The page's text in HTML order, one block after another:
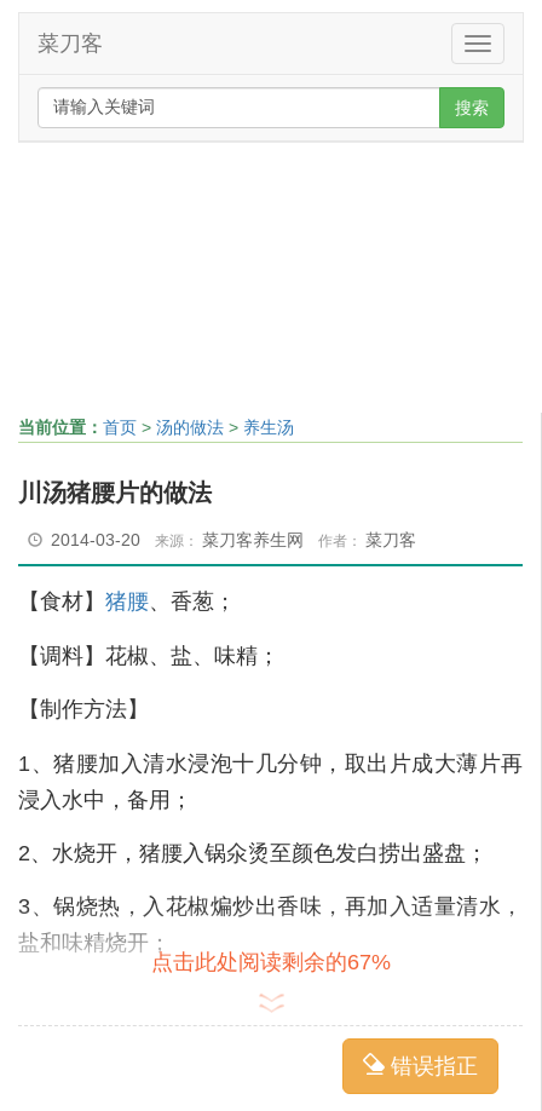
Toggle
菜刀客
搜索
当前位置： 首页 > 汤的做法 > 养生汤
川汤猪腰片的做法
2014-03-20 来源： 菜刀客养生网 作者： 菜刀客
【食材】 猪腰、香葱；
【调料】花椒、盐、味精；
【制作方法】
1、猪腰加入清水浸泡十几分钟，取出片成大薄片再
浸入水中，备用；
2、水烧开，猪腰入锅氽烫至颜色发白捞出盛盘；
3、锅烧热，入花椒煸炒出香味，再加入适量清水，
盐和味精烧开；
4、闭火，捞出花椒，将烧好的汤烧到猪腰上，反复
两次冲入净血水冲洗干净；
5、最后再烧入汤汁没过猪腰，点缀上葱段即可；
点击此处阅读剩余的67%
错误指正